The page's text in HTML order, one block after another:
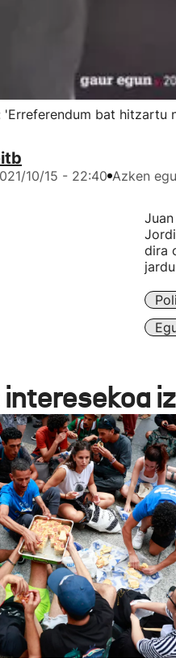
'Erreferendum bat hitzartu
10/15 - 22:40 Azken
dira